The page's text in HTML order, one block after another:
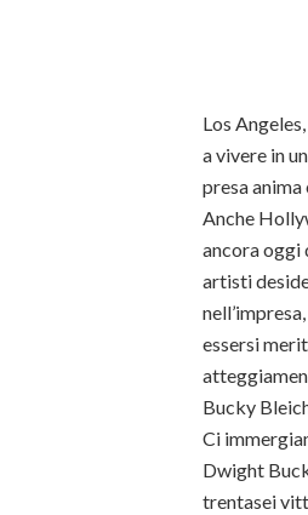
Los
a vivere in
presa
Anche
ancora oggi
artisti
essersi
Bucky
Ci
Dwight
trentasei